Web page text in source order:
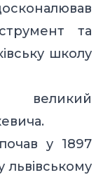
та
школу
великий
у 1897
львівському